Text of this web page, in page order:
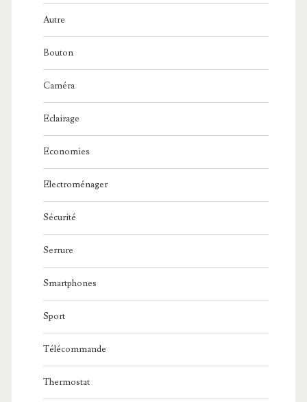
Autre
Bouton
Caméra
Eclairage
Economies
Electroménager
Sécurité
Serrure
Smartphones
Sport
Télécommande
Thermostat